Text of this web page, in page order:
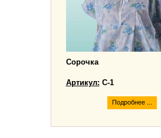
Сорочка
Артикул: С-1
Подробнее ...